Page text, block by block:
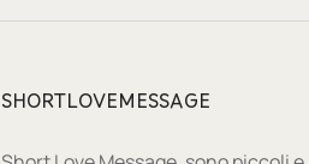
SHORTLOVEMESSAGE